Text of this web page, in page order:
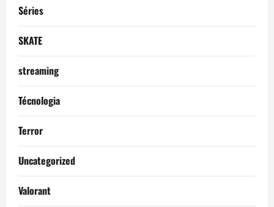
Séries
SKATE
streaming
Técnologia
Terror
Uncategorized
Valorant